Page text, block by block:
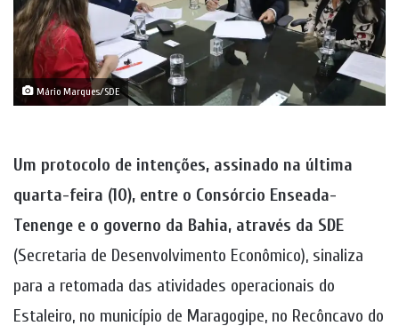
Mário Marques/SDE
Um protocolo de intenções, assinado na última
quarta-feira (10), entre o Consórcio Enseada-
Tenenge e o governo da Bahia, através da SDE
(Secretaria de Desenvolvimento Econômico), sinaliza
para a retomada das atividades operacionais do
Estaleiro, no município de Maragogipe, no Recôncavo do